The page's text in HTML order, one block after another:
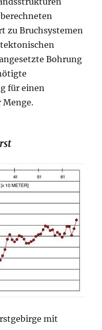
zu Bruchsystemen
Bohrung
für einen
Menge.
mit